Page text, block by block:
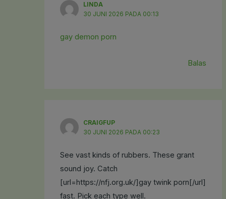
LINDA
30 JUNI 2026 PADA 00:13
gay demon porn
Balas
CRAIGFUP
30 JUNI 2026 PADA 00:23
See vast kinds of rubbers. These grant
sound joy. Catch
[url=https://nfj.org.uk/]gay twink porn[/url]
fast. Pick each type well.